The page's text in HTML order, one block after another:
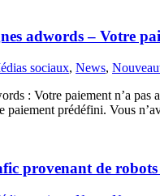
adwords – Votre
sociaux, News,
: Votre paiement n’a
paiement prédéfini. Vous
provenant de